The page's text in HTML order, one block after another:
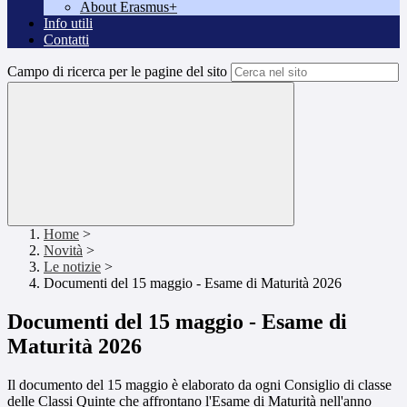
About Erasmus+
Info utili
Contatti
Campo di ricerca per le pagine del sito
Home >
Novità >
Le notizie >
Documenti del 15 maggio - Esame di Maturità 2026
Documenti del 15 maggio - Esame di
Maturità 2026
Il documento del 15 maggio è elaborato da ogni Consiglio di classe
delle Classi Quinte che affrontano l'Esame di Maturità nell'anno